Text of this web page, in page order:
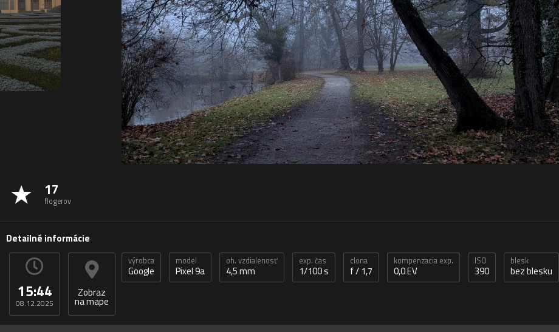
17
flogerov
Detailné informácie
15:44
08.12.2025
Zobraz
na mape
výrobca
Google
model
Pixel 9a
oh. vzdialenosť
4,5 mm
exp. čas
1/100 s
clona
f / 1,7
kompenzacia exp.
0,0 EV
ISO
390
blesk
bez blesku